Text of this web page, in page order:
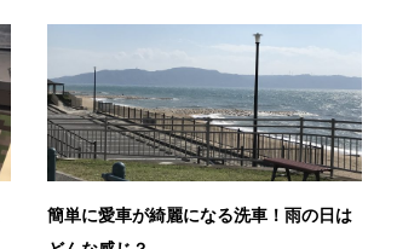
簡単に愛車が綺麗になる洗車！雨の日は